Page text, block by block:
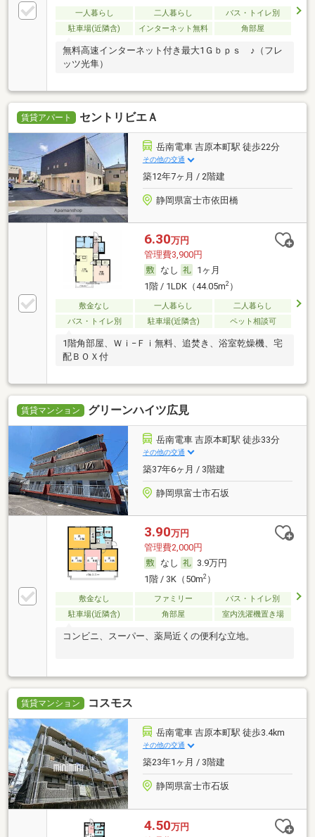
一人暮らし 二人暮らし
バス・トイレ別
駐車場(近隣含)
インターネット無料 角部屋
無料高速インターネット付き最大1Ｇｂｐｓ ♪（フレ
ッツ光隼）
賃貸アパート セントリビエＡ
岳南電車 吉原本町駅 徒歩22分
その他の交通
築12年7ヶ月 / 2階建
静岡県富士市依田橋
6.30万円
管理費3,900円
なし
1ヶ月
1階 / 1LDK（44.05m2）
敷金なし 一人暮らし
二人暮らし
バス・トイレ別
駐車場(近隣含) ペット相談可
1階角部屋、Ｗｉ−Ｆｉ無料、追焚き、浴室乾燥機、宅
配ＢＯＸ付
賃貸マンション グリーンハイツ広見
岳南電車 吉原本町駅 徒歩33分
その他の交通
築37年6ヶ月 / 3階建
静岡県富士市石坂
3.90万円
管理費2,000円
なし
3.9万円
1階 / 3K（50m2）
敷金なし ファミリー
バス・トイレ別
駐車場(近隣含)
角部屋 室内洗濯機置き場
コンビニ、スーパー、薬局近くの便利な立地。
賃貸マンション コスモス
岳南電車 吉原本町駅 徒歩3.4km
その他の交通
築23年1ヶ月 / 3階建
静岡県富士市石坂
4.50万円